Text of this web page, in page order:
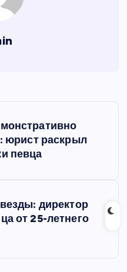
юрист раскрыл
певца
директор
от 25-летнего